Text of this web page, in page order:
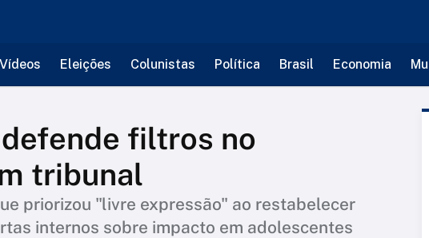
Vídeos Eleições Colunistas Política Brasil Economia
filtros no
tribunal
priorizou "livre expressão" ao restabelecer
internos sobre impacto em adolescentes